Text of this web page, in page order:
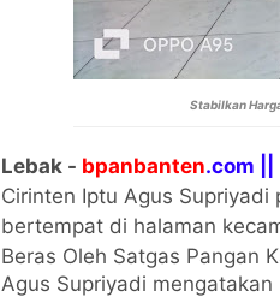
Stabilkan
Lebak - bpanbanten.com ||
Cirinten Iptu Agus Supriyadi
bertempat di halaman
Beras Oleh Satgas Pangan
Agus Supriyadi